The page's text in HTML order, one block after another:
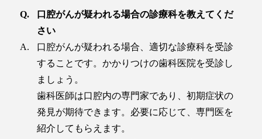
口腔がんが疑われる場合の診療科を教えてくだ
さい
口腔がんが疑われる場合、適切な診療科を受診
することです。かかりつけの歯科医院を受診し
ましょう。
歯科医師は口腔内の専門家であり、初期症状の
発見が期待できます。必要に応じて、専門医を
紹介してもらえます。